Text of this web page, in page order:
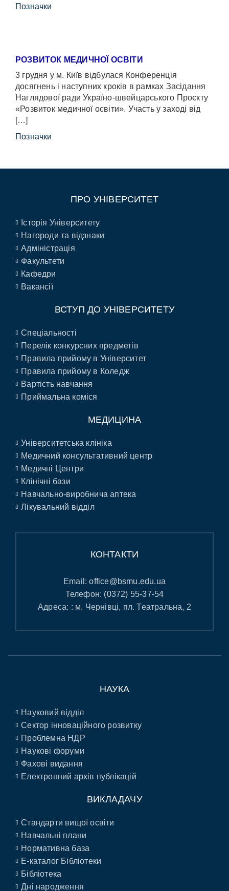
Позначки
РОЗВИТОК МЕДИЧНОЇ ОСВІТИ
3 грудня у м. Київ відбулася Конференція
досягнень і наступних кроків в рамках Засідання
Наглядової ради Україно-швейцарського Проєкту
«Розвиток медичної освіти». Участь у заході від
[…]
Позначки
ПРО УНІВЕРСИТЕТ
Історія Університету
Нагороди та відзнаки
Адміністрація
Факультети
Кафедри
Вакансії
ВСТУП ДО УНІВЕРСИТЕТУ
Спеціальності
Перелік конкурсних предметів
Правила прийому в Університет
Правила прийому в Коледж
Вартість навчання
Приймальна коміся
МЕДИЦИНА
Університетська клініка
Медичний консультативний центр
Медичні Центри
Клінічні бази
Навчально-виробнича аптека
Лікувальний відділ
КОНТАКТИ
Email:office@bsmu.edu.ua
Телефон: (0372) 55-37-54
Адреса: : м. Чернівці, пл. Театральна, 2
НАУКА
Науковий відділ
Сектор інноваційного розвитку
Проблемна НДР
Наукові форуми
Фахові видання
Електронний архів публікацій
ВИКЛАДАЧУ
Стандарти вищої освіти
Навчальні плани
Нормативна база
E-каталог Бібліотеки
Бібліотека
Дні народження